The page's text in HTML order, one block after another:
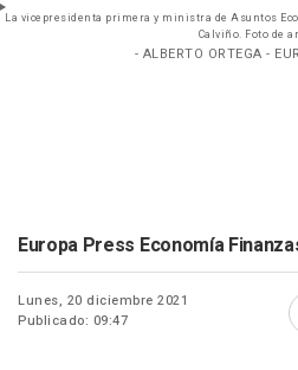
La vicepresidenta primera y ministra de Asuntos
Calviño. Foto de
- ALBERTO ORTEGA -
Europa Press Economía
Lunes, 20 diciembre 2021
Publicado: 09:47